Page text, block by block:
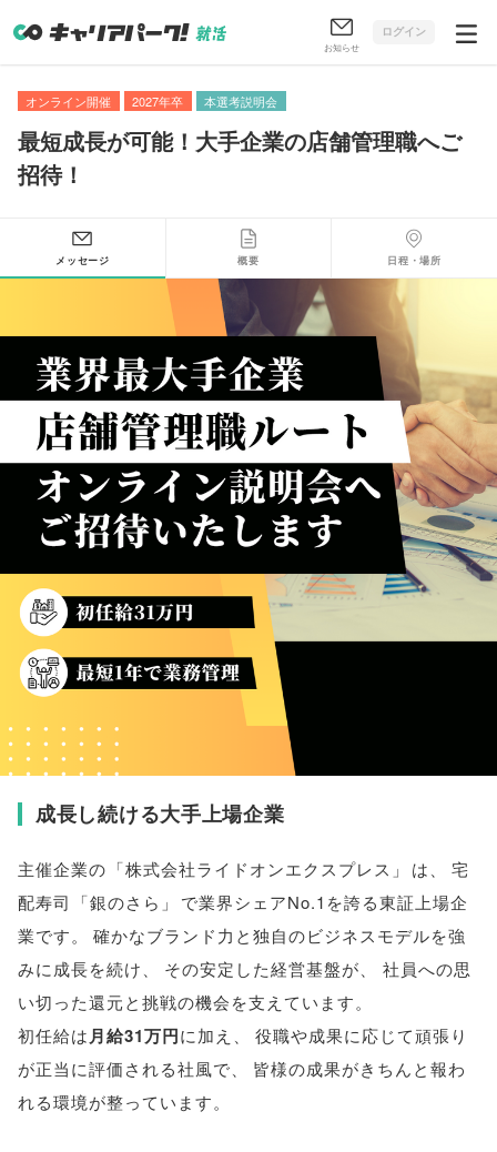
お知らせ
ログイン
オンライン開催 2027年卒 本選考説明会
最短成長が可能！大手企業の店舗管理職へご
招待！
メッセージ 概要 日程・場所
成長し続ける大手上場企業
主催企業の 「株式会社ライドオンエクスプレス 」 は、
宅
配寿司
「銀のさら 」
で業界シェアNo.1を誇る東証上場企
業です。
確かなブランド力と独自のビジネスモデルを強
みに成長を続け、 その安定した経営基盤が、
社員への思
い切った還元と挑戦の機会を支えています。
初任給は月給31万円に加え 、
役職や成果に応じて頑張り
が正当に評価される社風で、 皆様の成果がきちんと報わ
れる環境が整っています。